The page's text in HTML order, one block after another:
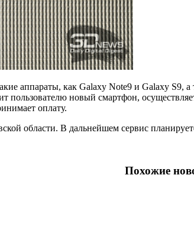
аппараты, как Galaxy Note9 и Galaxy S9,
пользователю новый смартфон,
оплату.
области. В дальнейшем сервис
Похожие